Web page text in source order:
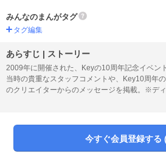
みんなのまんがタグ
タグ編集
あらすじ | ストーリー
2009年に開催された、Keyの10周年記念イベン
当時の貴重なスタッフコメントや、Key10周年
のクリエイターからのメッセージを掲載。※デ
今すぐ会員登録する